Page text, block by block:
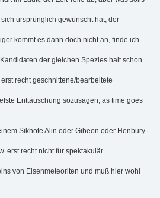
ursprünglich gewünscht hat, der
kommt es dann doch nicht an, finde ich.
der gleichen Spezies halt schon
recht geschnittene/bearbeitete
Enttäuschung sozusagen, as time goes
Sikhote Alin oder Gibeon oder Henbury
erst recht nicht für spektakulär
von Eisenmeteoriten und muß hier wohl